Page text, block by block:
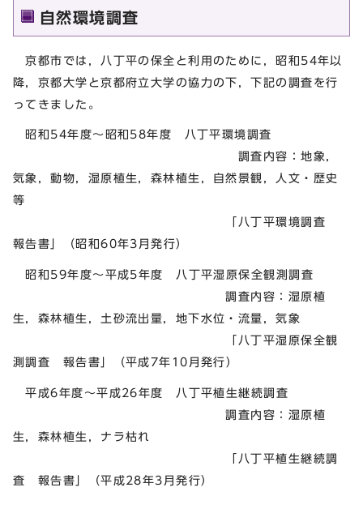
自然環境調査
京都市では，八丁平の保全と利用のために，昭和54年以
降，京都大学と京都府立大学の協力の下，下記の調査を行
ってきました。
昭和54年度～昭和58年度 八丁平環境調査
調査内容：地象，
気象，動物，湿原植生，森林植生，自然景観，人文・歴史
等
「八丁平環境調査
報告書」（昭和60年3月発行）
昭和59年度～平成5年度 八丁平湿原保全観測調査
調査内容：湿原植
生，森林植生，土砂流出量，地下水位・流量，気象
「八丁平湿原保全観
測調査 報告書」（平成7年10月発行）
平成6年度～平成26年度 八丁平植生継続調査
調査内容：湿原植
生，森林植生，ナラ枯れ
「八丁平植生継続調
査 報告書」（平成28年3月発行）